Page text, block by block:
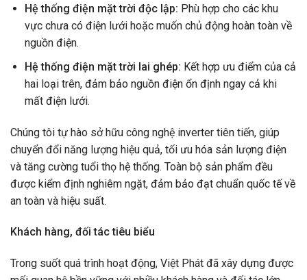
Hệ thống điện mặt trời độc lập: Phù hợp cho các khu
vực chưa có điện lưới hoặc muốn chủ động hoàn toàn về
nguồn điện.
Hệ thống điện mặt trời lai ghép: Kết hợp ưu điểm của cả
hai loại trên, đảm bảo nguồn điện ổn định ngay cả khi
mất điện lưới.
Chúng tôi tự hào sở hữu công nghệ inverter tiên tiến, giúp
chuyển đổi năng lượng hiệu quả, tối ưu hóa sản lượng điện
và tăng cường tuổi thọ hệ thống. Toàn bộ sản phẩm đều
được kiểm định nghiêm ngặt, đảm bảo đạt chuẩn quốc tế về
an toàn và hiệu suất.
Khách hàng, đối tác tiêu biểu
Trong suốt quá trình hoạt động, Việt Phát đã xây dựng được